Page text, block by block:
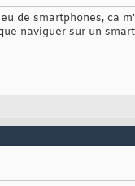
de smartphones, ca
naviguer sur un